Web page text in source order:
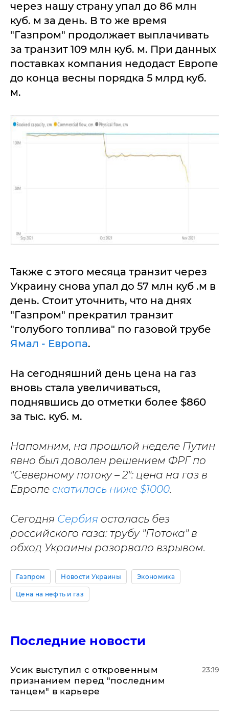
через нашу страну упал до 86 млн
куб. м за день. В то же время
"Газпром" продолжает выплачивать
за транзит 109 млн куб. м. При данных
поставках компания недодаст Европе
до конца весны порядка 5 млрд куб.
м.
Также с этого месяца транзит через
Украину снова упал до 57 млн куб .м в
день. Стоит уточнить, что на днях
"Газпром" прекратил транзит
"голубого топлива" по газовой трубе
Ямал - Европа.
На сегодняшний день цена на газ
вновь стала увеличиваться,
поднявшись до отметки более $860
за тыс. куб. м.
Напомним, на прошлой неделе Путин
явно был доволен решением ФРГ по
"Северному потоку – 2": цена на газ в
Европе скатилась ниже $1000.
Сегодня Сербия осталась без
российского газа: трубу "Потока" в
обход Украины разорвало взрывом.
Газпром Новости Украины Экономика
Цена на нефть и газ
Последние новости
Усик выступил с откровенным
признанием перед "последним
танцем" в карьере
23:19